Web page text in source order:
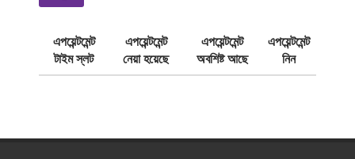
এপয়েন্টমেন্ট
টাইম স্লট
এপয়েন্টমেন্ট
নেয়া হয়েছে
এপয়েন্টমেন্ট
অবশিষ্ট আছে
এপয়েন্টমেন্ট
নিন